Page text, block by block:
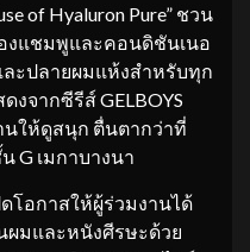
of Hyaluron Pure” ชวน
แชมพูและคอนดิชันเนอ
ะปลายผมแห้งสำหรับทุก
งจากซีรีส์ GELBOYS
นให้ดูสนุก ตื่นตากว่าที่
G เมกาบางนา
โอกาสให้ผู้ร่วมงานได้
ผมและหนังศีรษะด้วย